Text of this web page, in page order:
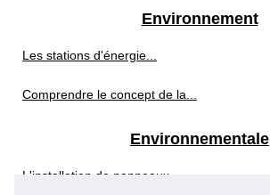
Environnement
Les stations d'énergie...
Comprendre le concept de la...
Environnementale
L'installation de panneaux...